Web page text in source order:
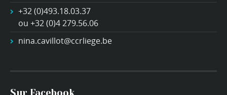
+32 (0)493.18.03.37
ou +32 (0)4 279.56.06
nina.cavillot@ccrliege.be
Sur Facebook